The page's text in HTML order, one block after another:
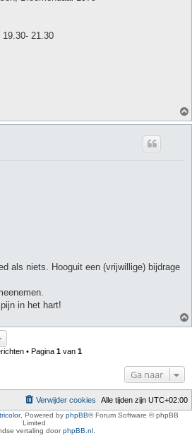
19.30- 21.30
als niets. Hooguit een (vrijwillige) bijdrage
in het hart!
• Pagina 1 van 1
Ga naar
Alle tijden zijn UTC+02:00
Verwijder cookies
, Powered by phpBB® Forum Software © phpBB
Limited
vertaling doorphpBB.nl